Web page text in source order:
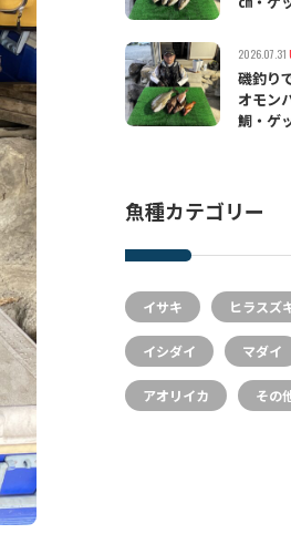
2026.07.31
磯釣り
オモン
鯛・ゲ
魚種カテゴリー
イサキ ヒラスズ
イシダイ マダイ
アオリイカ その